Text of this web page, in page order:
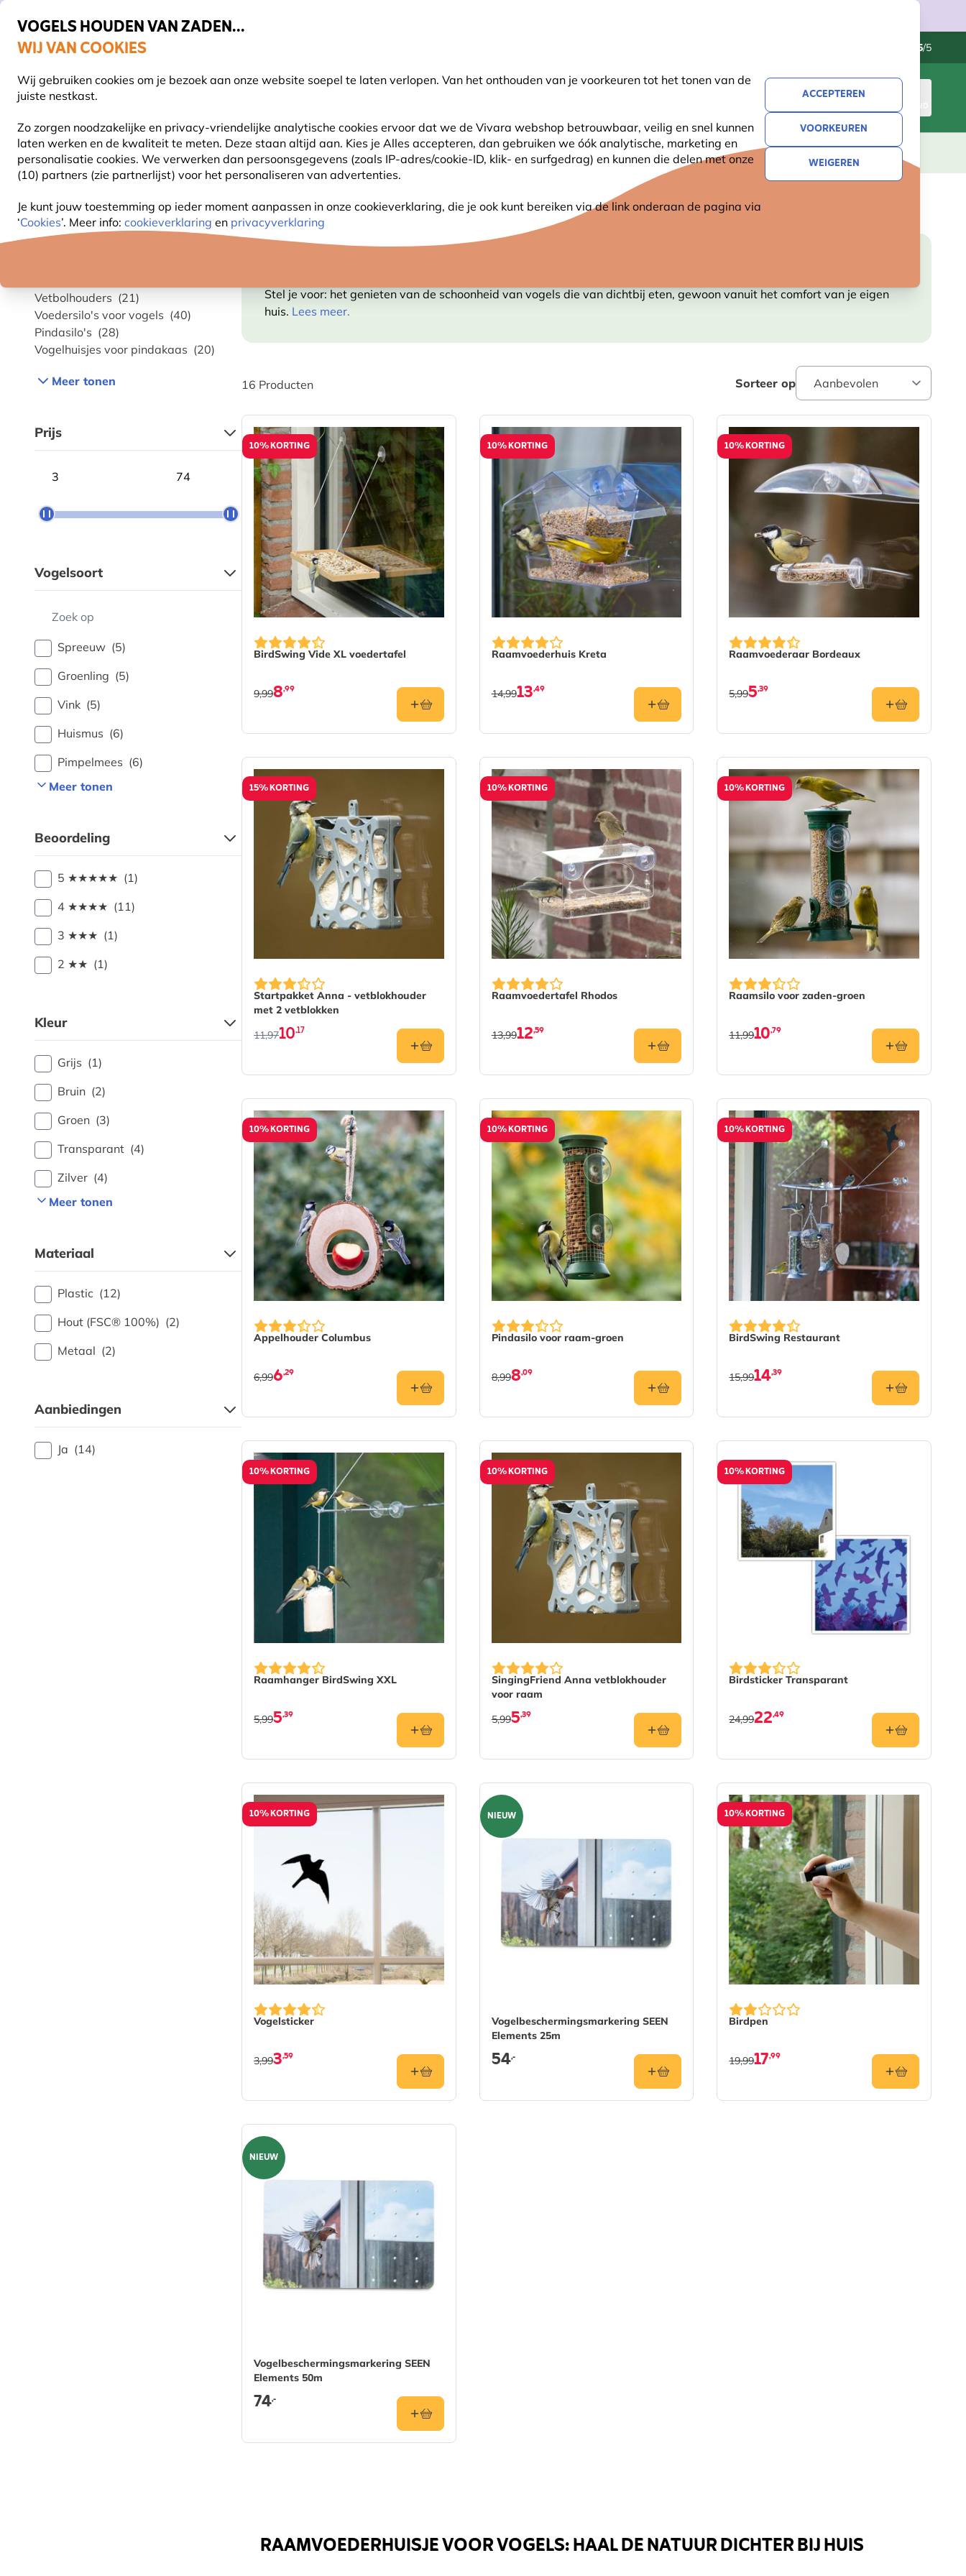
VOGELS HOUDEN VAN ZADEN...
WIJ VAN COOKIES
Wij gebruiken cookies om je bezoek aan onze website soepel te laten verlopen. Van het onthouden van je voorkeuren tot het tonen van de
juiste nestkast.
Zo zorgen noodzakelijke en privacy-vriendelijke analytische cookies ervoor dat we de Vivara webshop betrouwbaar, veilig en snel kunnen
laten werken en de kwaliteit te meten. Deze staan altijd aan. Kies je Alles accepteren, dan gebruiken we óók analytische, marketing en
personalisatie cookies. We verwerken dan persoonsgegevens (zoals IP-adres/cookie-ID, klik- en surfgedrag) en kunnen die delen met onze
(10) partners (zie partnerlijst) voor het personaliseren van advertenties.
Je kunt jouw toestemming op ieder moment aanpassen in onze cookieverklaring, die je ook kunt bereiken via de link onderaan de pagina via
‘Cookies’. Meer info: cookieverklaring en privacyverklaring
ACCEPTEREN
VOORKEUREN
WEIGEREN
Gratis thuisbezorgd vanaf €49 4.5/5
Zoeken
WINKELMAND
VOGELVOER VOEDERSYSTEMEN VOGELHUISJES ANDERE DIEREN PLANTEN NATUURBELEVING CADEAUS NIEUW SALE
Vetbolhouders (21)
Voedersilo's voor vogels (40)
Pindasilo's (28)
Vogelhuisjes voor pindakaas (20)
Meer tonen
Prijs
Vogelsoort
Spreeuw (5)
Groenling (5)
Vink (5)
Huismus (6)
Pimpelmees (6)
Meer tonen
Beoordeling
5 ★★★★★ (1)
4 ★★★★ (11)
3 ★★★ (1)
2 ★★ (1)
Kleur
Grijs (1)
Bruin (2)
Groen (3)
Transparant (4)
Zilver (4)
Meer tonen
Materiaal
Plastic (12)
Hout (FSC® 100%) (2)
Metaal (2)
Aanbiedingen
Ja (14)
Stel je voor: het genieten van de schoonheid van vogels die van dichtbij eten, gewoon vanuit het comfort van je eigen
huis. Lees meer.
16 Producten Sorteer op
10% KORTING
BirdSwing Vide XL voedertafel
8,99
9,99
10% KORTING
Raamvoederhuis Kreta
13,49
14,99
10% KORTING
Raamvoederaar Bordeaux
5,39
5,99
15% KORTING
Startpakket Anna - vetblokhouder
met 2 vetblokken
De prijs is afhankelijk van de gekozen opties op de productpagina
11,9710,17
10% KORTING
Raamvoedertafel Rhodos
12,59
13,99
10% KORTING
Raamsilo voor zaden-groen
10,79
11,99
10% KORTING
Appelhouder Columbus
6,29
6,99
10% KORTING
Pindasilo voor raam-groen
8,09
8,99
10% KORTING
BirdSwing Restaurant
14,39
15,99
10% KORTING
Raamhanger BirdSwing XXL
5,39
5,99
10% KORTING
SingingFriend Anna vetblokhouder
voor raam
5,39
5,99
10% KORTING
Birdsticker Transparant
22,49
24,99
10% KORTING
Vogelsticker
3,59
3,99
NIEUW
Vogelbeschermingsmarkering SEEN
Elements 25m
54,-
10% KORTING
Birdpen
17,99
19,99
NIEUW
Vogelbeschermingsmarkering SEEN
Elements 50m
74,-
RAAMVOEDERHUISJE VOOR VOGELS: HAAL DE NATUUR DICHTER BIJ HUIS